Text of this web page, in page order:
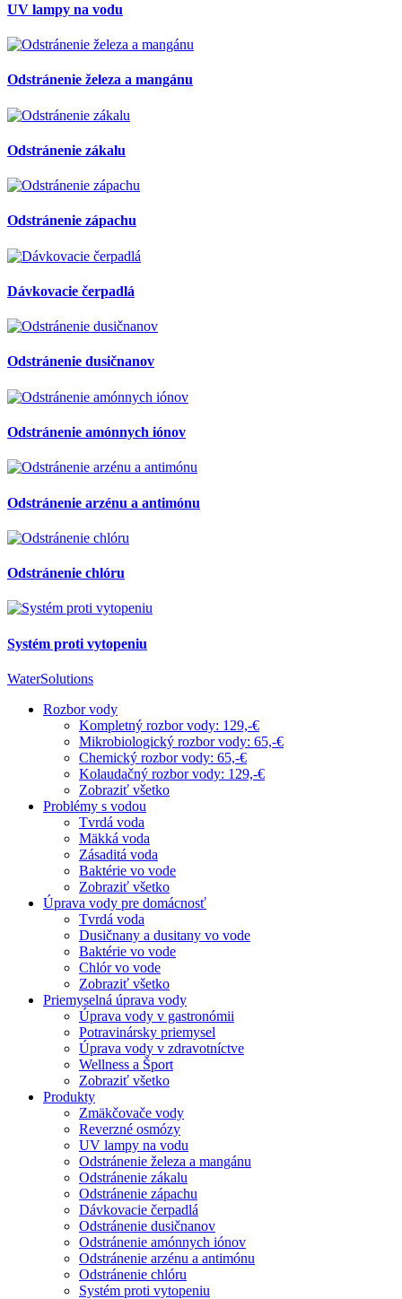
UV lampy na vodu
Odstránenie železa a mangánu
Odstránenie zákalu
Odstránenie zápachu
Dávkovacie čerpadlá
Odstránenie dusičnanov
Odstránenie amónnych iónov
Odstránenie arzénu a antimónu
Odstránenie chlóru
Systém proti vytopeniu
WaterSolutions
Rozbor vody
Kompletný rozbor vody: 129,-€
Mikrobiologický rozbor vody: 65,-€
Chemický rozbor vody: 65,-€
Kolaudačný rozbor vody: 129,-€
Zobraziť všetko
Problémy s vodou
Tvrdá voda
Mäkká voda
Zásaditá voda
Baktérie vo vode
Zobraziť všetko
Úprava vody pre domácnosť
Tvrdá voda
Dusičnany a dusitany vo vode
Baktérie vo vode
Chlór vo vode
Zobraziť všetko
Priemyselná úprava vody
Úprava vody v gastronómii
Potravinársky priemysel
Úprava vody v zdravotníctve
Wellness a Šport
Zobraziť všetko
Produkty
Zmäkčovače vody
Reverzné osmózy
UV lampy na vodu
Odstránenie železa a mangánu
Odstránenie zákalu
Odstránenie zápachu
Dávkovacie čerpadlá
Odstránenie dusičnanov
Odstránenie amónnych iónov
Odstránenie arzénu a antimónu
Odstránenie chlóru
Systém proti vytopeniu